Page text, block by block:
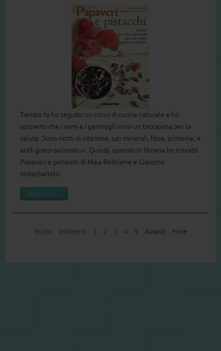
Tempo fa ho seguito un corso di cucina naturale e ho
scoperto che i semi e i germogli sono un toccasana per la
salute. Sono ricchi di vitamine, sali minerali, fibre, proteine, e
acidi grassi polinsaturi. Quindi, quando in libreria ho trovato
Papaveri e pistacchi di Maia Beltrame e Giacomo
Notarbartolo
Leggi tutto...
Inizio Indietro 1 2 3 4 5 Avanti Fine